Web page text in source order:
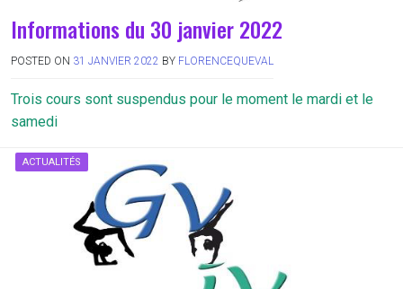
Informations du 30 janvier 2022
POSTED ON 31 JANVIER 2022 BY FLORENCEQUEVAL
Trois cours sont suspendus pour le moment le mardi et le
samedi
ACTUALITÉS